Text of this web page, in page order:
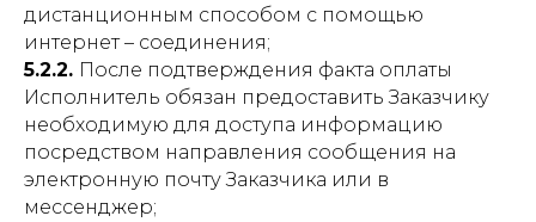
дистанционным способом с помощью
интернет – соединения;
5.2.2. После подтверждения факта оплаты
Исполнитель обязан предоставить Заказчику
необходимую для доступа информацию
посредством направления сообщения на
электронную почту Заказчика или в
мессенджер;